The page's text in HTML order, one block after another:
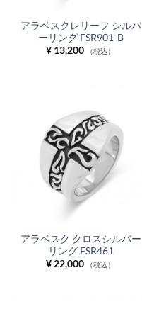
アラベスクレリーフ シルバ
ーリング FSR901-B
¥13,200 （税込）
アラベスク クロスシルバー
リング FSR461
¥22,000 （税込）